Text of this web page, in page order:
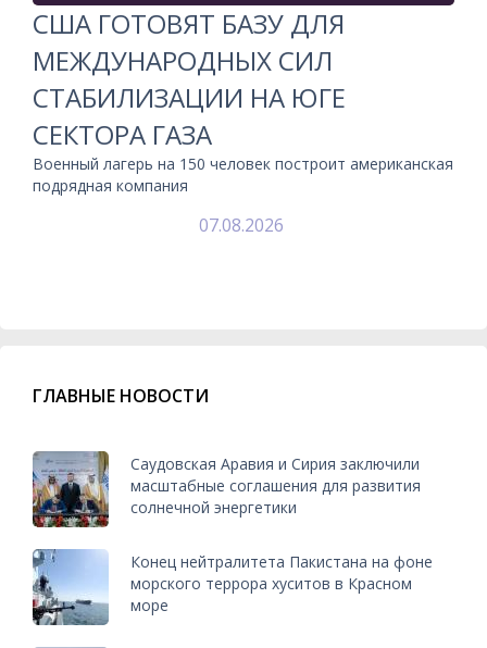
США ГОТОВЯТ БАЗУ ДЛЯ
МЕЖДУНАРОДНЫХ СИЛ
СТАБИЛИЗАЦИИ НА ЮГЕ
СЕКТОРА ГАЗА
Военный лагерь на 150 человек построит американская
подрядная компания
07.08.2026
ГЛАВНЫЕ НОВОСТИ
Саудовская Аравия и Сирия заключили
масштабные соглашения для развития
солнечной энергетики
Конец нейтралитета Пакистана на фоне
морского террора хуситов в Красном
море